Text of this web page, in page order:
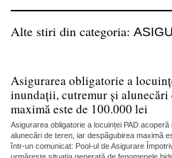
Alte stiri din categoria:
Asigurarea obligatorie a
inundații, cutremur și alunecări
maximă este de 100.000 lei
Asigurarea obligatorie a locuinței PAD
alunecări de teren, iar despăgubirea maximă
într-un comunicat: Pool-ul de Asigurare
urmărește situația generată de fenomenele